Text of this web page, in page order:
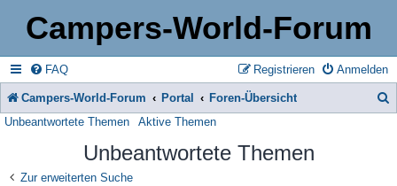
Campers-World-Forum
FAQ Anmelden
Registrieren
Campers-World-Forum Portal Foren-Übersicht
Unbeantwortete Themen Aktive Themen
Unbeantwortete Themen
Zur erweiterten Suche